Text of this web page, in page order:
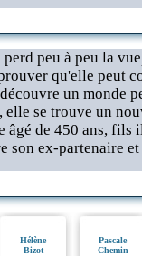
peu à peu la
qu'elle peut
un monde
se trouve un
âgé de 450 ans,
son ex-partenaire
Hélène
Bizot
Pascale
Chemin